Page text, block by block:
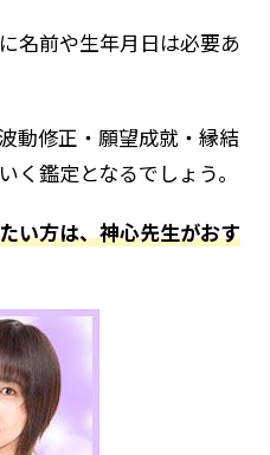
名前や生年月日は必要あ
動修正・願望成就・縁結
く鑑定となるでしょう。
い方は、神心先生がおす